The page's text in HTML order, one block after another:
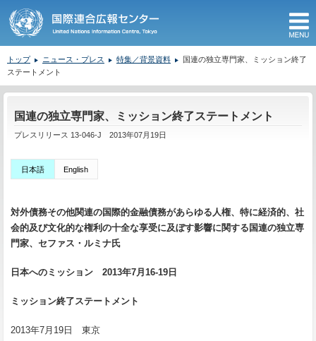
トップ ニュース・プレス 特集／背景資料
国連の独立専門家、ミッション終了
ステートメント
国連の独立専門家、ミッション終了ステートメント
プレスリリース 13-046-J 2013年07月19日
日本語 English
対外債務その他関連の国際的金融債務があらゆる人権、特に経済的、社
会的及び文化的な権利の十全な享受に及ぼす影響に関する国連の独立専
門家、セファス・ルミナ氏
日本へのミッション 2013年7月16-19日
ミッション終了ステートメント
2013年7月19日 東京